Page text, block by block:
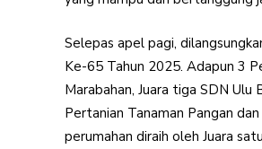
Selepas apel pagi,
Ke-65 Tahun 2025. Adapun 3
Marabahan, Juara tiga SDN
Pertanian Tanaman Pangan
perumahan diraih oleh Juara